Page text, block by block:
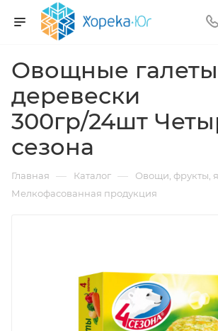
Овощные
деревески
300гр/24шт
сезона
Главная — Каталог — Овощи, фрукты,
Мелкофасованная продукция